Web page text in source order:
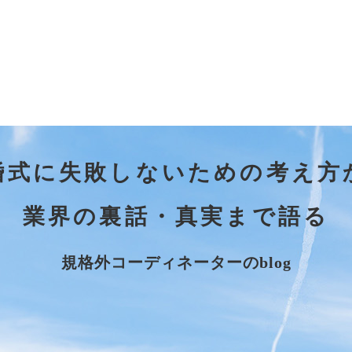
式に失敗しないための考え方
業界の裏話・真実まで語る
規格外コーディネーターのblog